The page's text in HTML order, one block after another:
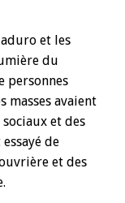
et les
du
personnes
masses avaient
et des
de
et des